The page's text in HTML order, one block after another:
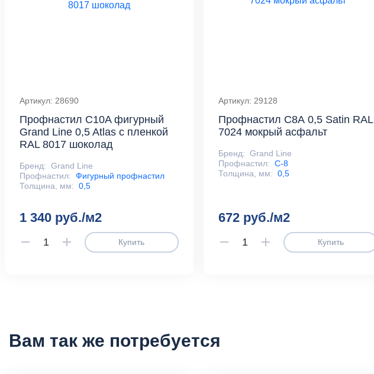
Артикул: 28690
Профнастил С10A фигурный
Grand Line 0,5 Atlas с пленкой
RAL 8017 шоколад
Бренд: Grand Line
Профнастил: Фигурный профнастил
Толщина, мм: 0,5
1 340 руб./м2
Купить
Артикул: 29128
Профнастил С8А 0,5 Satin RAL
7024 мокрый асфальт
Бренд: Grand Line
Профнастил: С-8
Толщина, мм: 0,5
672 руб./м2
Купить
Вам так же потребуется